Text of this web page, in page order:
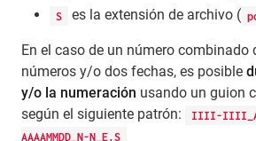
S es la extensión de archivo (
En el caso de un número combinado
números y/o dos fechas, es posible
y/o la numeración usando un guion
según el siguiente patrón:
IIII-
AAAAMMDD_N-N_E.S